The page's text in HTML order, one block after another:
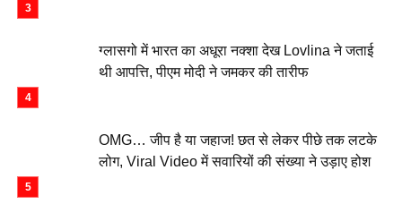
ग्लासगो में भारत का अधूरा नक्शा देख Lovlina ने जताई
थी आपत्ति, पीएम मोदी ने जमकर की तारीफ
OMG… जीप है या जहाज! छत से लेकर पीछे तक लटके
लोग, Viral Video में सवारियों की संख्या ने उड़ाए होश